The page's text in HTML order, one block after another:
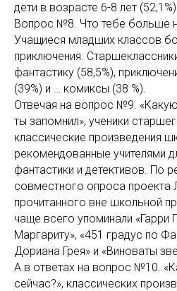
дети в возрасте 6-8 лет
Вопрос №8. Что тебе больше
Учащиеся младших классов
приключения.
фантастику (58,5%),
(39%) и … комиксы (38 %).
Отвечая на вопрос №9. «Какую
ты запомнил», ученики
классические произведения
рекомендованные учителями
фантастики и детективов. По
совместного опроса проекта
прочитанного вне школьной
чаще всего упоминали «Гарри
Маргариту», «451 градус по
Дориана Грея» и «Виноваты
А в ответах на вопрос №10.
сейчас?», классических